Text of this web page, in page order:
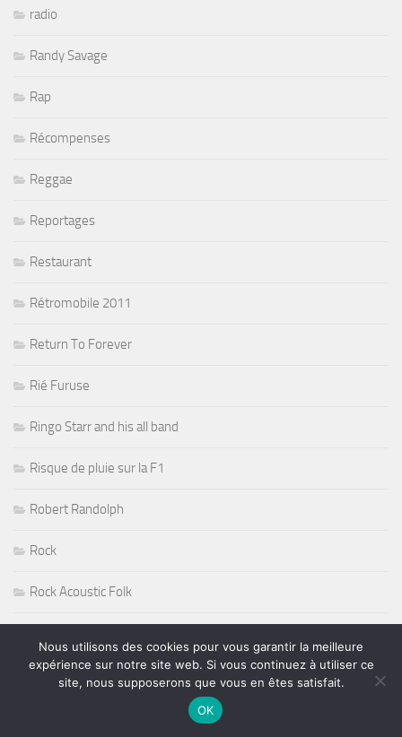
radio
Randy Savage
Rap
Récompenses
Reggae
Reportages
Restaurant
Rétromobile 2011
Return To Forever
Rié Furuse
Ringo Starr and his all band
Risque de pluie sur la F1
Robert Randolph
Rock
Rock Acoustic Folk
Rock Guitare
Nous utilisons des cookies pour vous garantir la meilleure
expérience sur notre site web. Si vous continuez à utiliser ce
site, nous supposerons que vous en êtes satisfait.
OK